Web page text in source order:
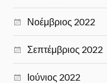
Νοέμβριος 2022
Σεπτέμβριος 2022
Ιούνιος 2022